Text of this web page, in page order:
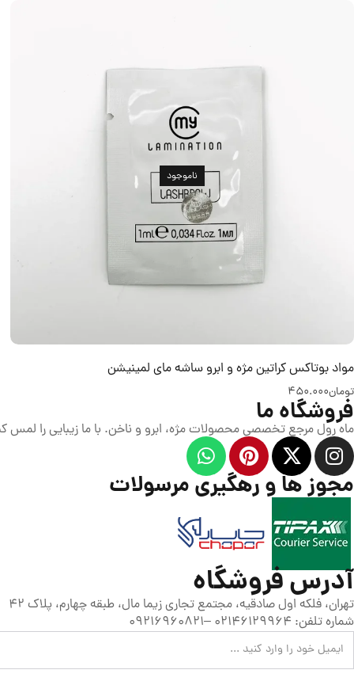
ناموجود
مواد بوتاکس کراتین مژه و ابرو ساشه مای لمینیشن
تومان450.000
فروشگاه ما
ماه رول مرجع تخصصی محصولات مژه، ابرو و ناخن. با ما زیبایی را لمس
مجوز ها و رهگیری مرسولات
آدرس فروشگاه
تهران، فلکه اول صادقیه، مجتمع تجاری زیما مال، طبقه چهارم، پلاک 42
شماره تلفن: 02146129964 –09216960821